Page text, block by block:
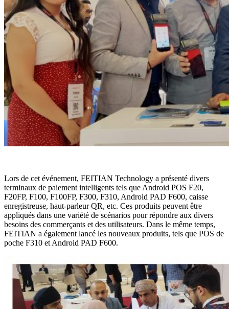
Lors de cet événement, FEITIAN Technology a présenté divers
terminaux de paiement intelligents tels que Android POS F20,
F20FP, F100, F100FP, F300, F310, Android PAD F600, caisse
enregistreuse, haut-parleur QR, etc. Ces produits peuvent être
appliqués dans une variété de scénarios pour répondre aux divers
besoins des commerçants et des utilisateurs. Dans le même temps,
FEITIAN a également lancé les nouveaux produits, tels que POS de
poche F310 et Android PAD F600.